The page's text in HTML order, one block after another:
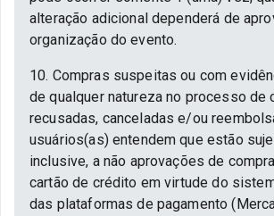
alteração adicional dependerá de
organização do evento.
10. Compras suspeitas ou com
de qualquer natureza no processo de
recusadas, canceladas e/ou
usuários(as) entendem que estão
inclusive, a não aprovações de
cartão de crédito em virtude do
das plataformas de pagamento